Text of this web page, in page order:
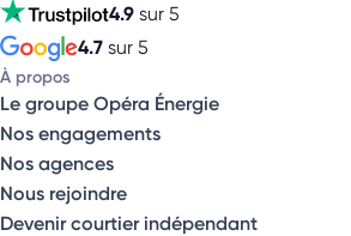
4.9 sur 5
4.7 sur 5
À propos
Le groupe Opéra Énergie
Nos engagements
Nos agences
Nous rejoindre
Devenir courtier indépendant